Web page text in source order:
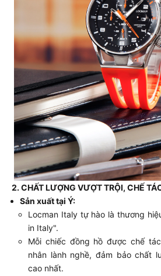
2. CHẤT LƯỢNG VƯỢT TRỘI, CHẾ
Sản xuất tại Ý:
Locman Italy tự hào là thương
in Italy".
Mỗi chiếc đồng hồ được chế
nhân lành nghề, đảm bảo chất
cao nhất.